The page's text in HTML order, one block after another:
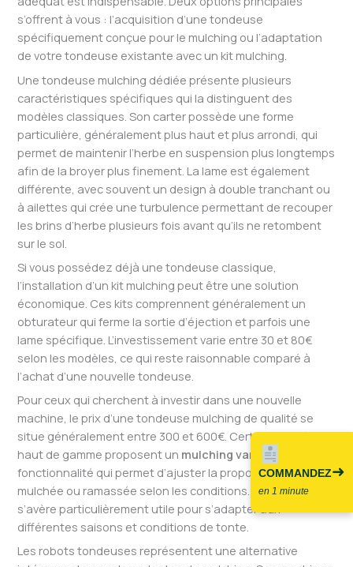
s’offrent à vous : l’acquisition d’une tondeuse
spécifiquement conçue pour le mulching ou l’adaptation
de votre tondeuse existante avec un kit mulching.
Une tondeuse mulching dédiée présente plusieurs
caractéristiques spécifiques qui la distinguent des
modèles classiques. Son carter possède une forme
particulière, généralement plus haut et plus arrondi, qui
permet de maintenir l’herbe en suspension plus longtemps
afin de la broyer plus finement. La lame est également
différente, avec souvent un design à double tranchant ou
à ailettes qui crée une turbulence permettant de recouper
les brins d’herbe plusieurs fois avant qu’ils ne retombent
sur le sol.
Si vous possédez déjà une tondeuse classique,
l’installation d’un kit mulching peut être une solution
économique. Ces kits comprennent généralement un
obturateur qui ferme la sortie d’éjection et parfois une
lame spécifique. L’investissement varie entre 30 et 80€
selon les modèles, ce qui reste raisonnable comparé à
l’achat d’une nouvelle tondeuse.
Pour ceux qui cherchent à investir dans une nouvelle
machine, le prix d’une tondeuse mulching de qualité se
situe généralement entre 300 et 600€. Certains modèles
haut de gamme proposent un mulching variable
fonctionnalité qui permet d’ajuster la proportion d’herbe
mulchée ou ramassée selon les conditions. Cette flexibilité
s’avère particulièrement utile pour s’adapter aux
différentes saisons et conditions de tonte.
Les robots tondeuses représentent une alternative
COMMANDEZ
en 1 minute
➜